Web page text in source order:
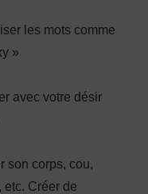
les mots comme
»
avec votre désir
son corps, cou,
Créer de